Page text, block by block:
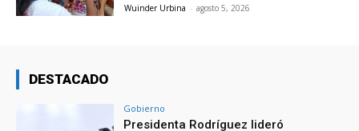
Wuinder Urbina - agosto 5, 2026
DESTACADO
Gobierno
Presidenta Rodríguez lideró